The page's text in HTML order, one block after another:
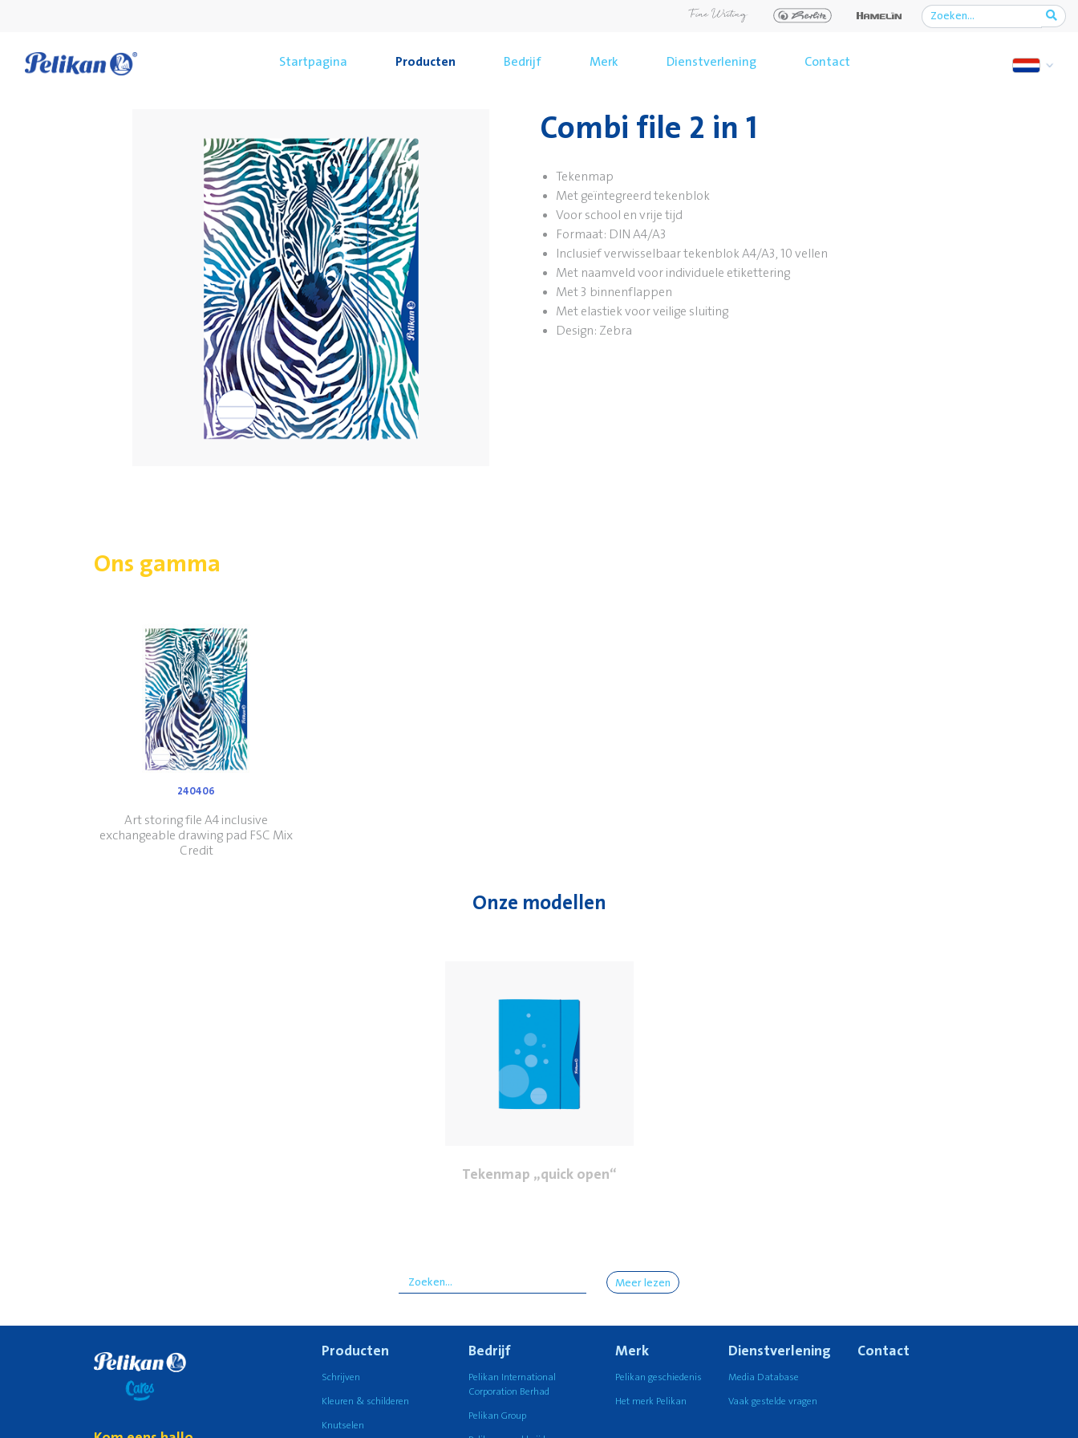
Startpagina Producten Bedrijf Merk Dienstverlening Contact
Combi file 2 in 1
Tekenmap
Met geïntegreerd tekenblok
Voor school en vrije tijd
Formaat: DIN A4/A3
Inclusief verwisselbaar tekenblok A4/A3, 10 vellen
Met naamveld voor individuele etikettering
Met 3 binnenflappen
Met elastiek voor veilige sluiting
Design: Zebra
Ons gamma
240406
Art storing file A4 inclusive
exchangeable drawing pad FSC Mix
Credit
Onze modellen
Tekenmap „quick open“
Meer lezen
Producten
Schrijven
Kleuren & schilderen
Knutselen
Bedrijf
Pelikan International
Corporation Berhad
Pelikan Group
Merk
Pelikan geschiedenis
Het merk Pelikan
Dienstverlening
Media Database
Vaak gestelde vragen
Contact